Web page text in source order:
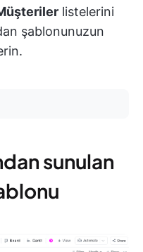
listelerini
şablonunuzun
sunulan